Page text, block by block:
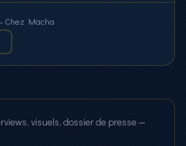
Chez Macha
visuels, dossier de presse —